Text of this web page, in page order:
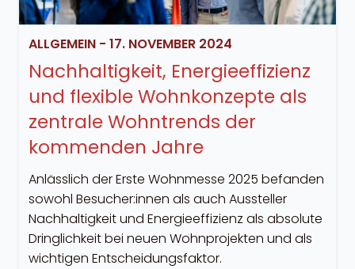
ALLGEMEIN- 17. NOVEMBER 2024
Nachhaltigkeit, Energieeffizienz
und flexible Wohnkonzepte als
zentrale Wohntrends der
kommenden Jahre
Anlässlich der Erste Wohnmesse 2025 befanden
sowohl Besucher:innen als auch Aussteller
Nachhaltigkeit und Energieeffizienz als absolute
Dringlichkeit bei neuen Wohnprojekten und als
wichtigen Entscheidungsfaktor.